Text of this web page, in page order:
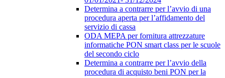
Determina a contrarre per l’avvio di una
procedura aperta per l’affidamento del
servizio di cassa
ODA MEPA per fornitura attrezzature
informatiche PON smart class per le scuole
del secondo ciclo
Determina a contrarre per l’avvio della
procedura di acquisto beni PON per la